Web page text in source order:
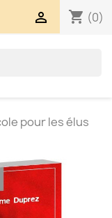
shopping_cart (0)

pour les élus